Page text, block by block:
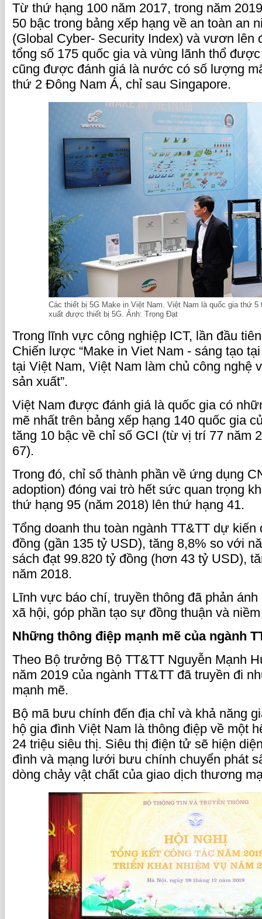
Từ thứ hạng 100 năm 2017, trong năm
50 bậc trong bảng xếp hạng về an toàn an
(Global Cyber- Security Index) và vươn lên
tổng số 175 quốc gia và vùng lãnh thổ
cũng được đánh giá là nước có số lượng
thứ 2 Đông Nam Á, chỉ sau Singapore.
Các thiết bị 5G Make in Việt Nam. Việt Nam là quốc gia thứ
xuất được thiết bị 5G. Ảnh: Trọng Đạt
Trong lĩnh vực công nghiệp ICT, lần đầu
Chiến lược “Make in Viet Nam - sáng tạo
tại Việt Nam, Việt Nam làm chủ công nghệ
sản xuất”.
Việt Nam được đánh giá là quốc gia có
mẽ nhất trên bảng xếp hạng 140 quốc gia
tăng 10 bậc về chỉ số GCI (từ vị trí 77 năm
67).
Trong đó, chỉ số thành phần về ứng dụng
adoption) đóng vai trò hết sức quan trọng
thứ hạng 95 (năm 2018) lên thứ hạng 41.
Tổng doanh thu toàn ngành TT&TT dự kiến
đồng (gần 135 tỷ USD), tăng 8,8% so với
sách đạt 99.820 tỷ đồng (hơn 43 tỷ USD),
năm 2018.
Lĩnh vực báo chí, truyền thông đã phản
xã hội, góp phần tạo sự đồng thuận và
Những thông điệp mạnh mẽ của ngành
Theo Bộ trưởng Bộ TT&TT Nguyễn Mạnh
năm 2019 của ngành TT&TT đã truyền đi
mạnh mẽ.
Bộ mã bưu chính đến địa chỉ và khả năng
hộ gia đình Việt Nam là thông điệp về một
24 triệu siêu thị. Siêu thị điện tử sẽ hiện
đình và mạng lưới bưu chính chuyển phát
dòng chảy vật chất của giao dịch thương